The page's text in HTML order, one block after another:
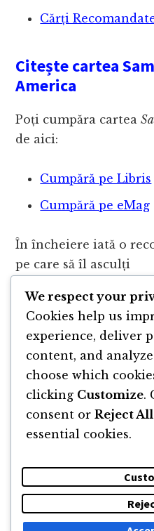
Cărți
Citește cartea
America
Poți cumpăra cartea
de aici:
Cumpără pe Libris
Cumpără pe eMag
În încheiere iată o
pe care să îl asculți
DESPRE NEWSLETTER
We respect your
Cookies help us
experience, deliver
content, and
choose which
clicking Customize.
consent or Reject All
essential cookies.